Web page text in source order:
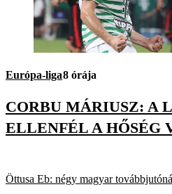
Európa-liga8 órája
CORBU MÁRIUSZ: A
ELLENFÉL A HŐSÉG
Öttusa Eb: négy magyar